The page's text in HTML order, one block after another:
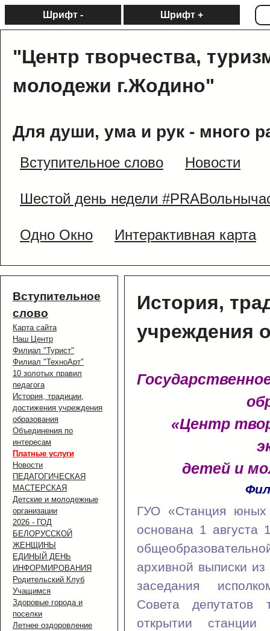
Шрифт - Шрифт +
"Центр творчества,
молодежи г.Жодино"
Для души, ума и рук - много
Вступительное слово Новости
Шестой день недели
Одно Окно Интерактивная карта
Вступительное
слово
Карта сайта
Наш Центр
Филиал "Турист"
Филиал "ТехноАрт"
10 золотых правил
педагога
История, традиции,
достижения учреждения
образования
Объединения по
интересам
Платные услуги
Новости
ПЕДАГОГИЧЕСКАЯ
МАСТЕРСКАЯ
Детские и молодежные
организации
2026 - ГОД
БЕЛОРУССКОЙ
ЖЕНЩИНЫ
ЕДИНЫЙ ДЕНЬ
ИНФОРМИРОВАНИЯ
Родительский Клуб
Учащимся
Здоровые города и
поселки
Летнее оздоровление
История,
учреждения
«Центр
детей и
ГУО «Станция юных
основана 1 августа
архивной выписки
заседания
Совета
открытии